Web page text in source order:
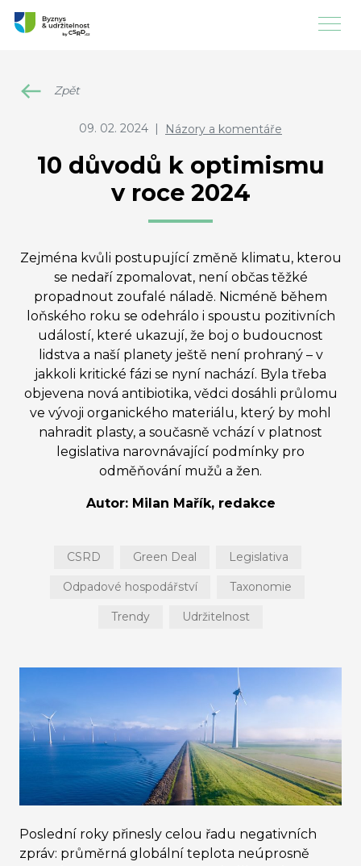
Zpět
09. 02. 2024 | Názory a komentáře
10 důvodů k optimismu
v roce 2024
Zejména kvůli postupující změně klimatu, kterou
se nedaří zpomalovat, není občas těžké
propadnout zoufalé náladě. Nicméně během
loňského roku se odehrálo i spoustu pozitivních
událostí, které ukazují, že boj o budoucnost
lidstva a naší planety ještě není prohraný – v
jakkoli kritické fázi se nyní nachází. Byla třeba
objevena nová antibiotika, vědci dosáhli průlomu
ve vývoji organického materiálu, který by mohl
nahradit plasty, a současně vchází v platnost
legislativa narovnávající podmínky pro
odměňování mužů a žen.
Autor: Milan Mařík, redakce
CSRD Green Deal Legislativa
Odpadové hospodářství Taxonomie
Trendy Udržitelnost
Poslední roky přinesly celou řadu negativních
zpráv: průměrná globální teplota neúprosně